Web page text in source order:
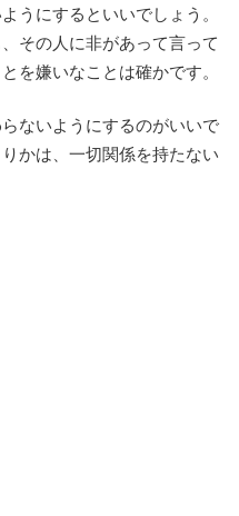
うにするといいでしょう。
その人に非があって言って
を嫌いなことは確かです。
ないようにするのがいいで
かは、一切関係を持たない